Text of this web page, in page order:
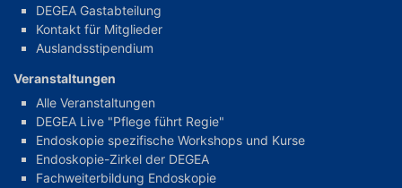
DEGEA Gastabteilung
Kontakt für Mitglieder
Auslandsstipendium
Veranstaltungen
Alle Veranstaltungen
DEGEA Live "Pflege führt Regie"
Endoskopie spezifische Workshops und Kurse
Endoskopie-Zirkel der DEGEA
Fachweiterbildung Endoskopie